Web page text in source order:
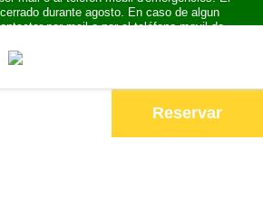
durante agosto. En caso de algun
por mail o por el teléfono movil de
Reservar